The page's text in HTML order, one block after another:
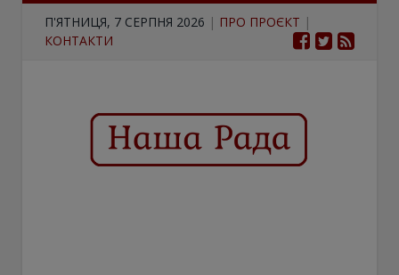
П'ЯТНИЦЯ, 7 СЕРПНЯ 2026 | ПРО ПРОЄКТ |
КОНТАКТИ